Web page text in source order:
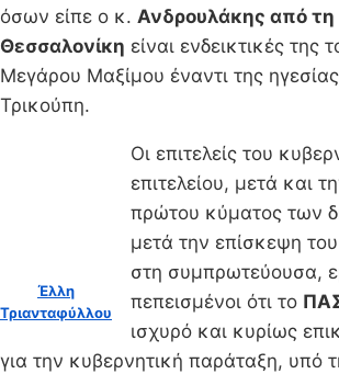
όσων είπε ο κ. Ανδρουλάκης από τη
Θεσσαλονίκη είναι ενδεικτικές της
Μεγάρου Μαξίμου έναντι της
Τρικούπη.
Έλλη
Τριανταφύλλου
Οι επιτελείς του
επιτελείου, μετά και
πρώτου κύματος των
μετά την επίσκεψη
στη συμπρωτεύουσα,
πεπεισμένοι ότι το
ισχυρό και κυρίως
για την κυβερνητική παράταξη, υπό